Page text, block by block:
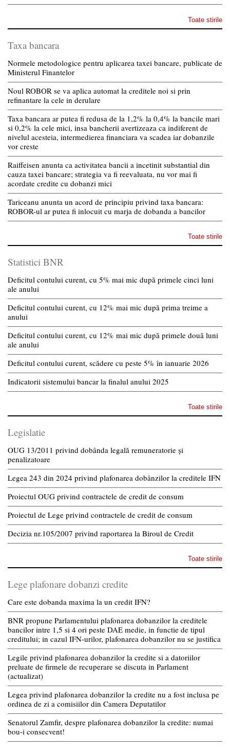
Toate stirile
Taxa bancara
Normele metodologice pentru aplicarea taxei bancare, publicate de
Ministerul Finantelor
Noul ROBOR se va aplica automat la creditele noi si prin
refinantare la cele in derulare
Taxa bancara ar putea fi redusa de la 1,2% la 0,4% la bancile mari
si 0,2% la cele mici, insa bancherii avertizeaza ca indiferent de
nivelul acesteia, intermedierea financiara va scadea iar dobanzile
vor creste
Raiffeisen anunta ca activitatea bancii a incetinit substantial din
cauza taxei bancare; strategia va fi reevaluata, nu vor mai fi
acordate credite cu dobanzi mici
Tariceanu anunta un acord de principiu privind taxa bancara:
ROBOR-ul ar putea fi inlocuit cu marja de dobanda a bancilor
Toate stirile
Statistici BNR
Deficitul contului curent, cu 5% mai mic după primele cinci luni
ale anului
Deficitul contului curent, cu 12% mai mic după prima treime a
anului
Deficitul contului curent, cu 12% mai mic după primele două luni
ale anului
Deficitul contului curent, scădere cu peste 5% în ianuarie 2026
Indicatorii sistemului bancar la finalul anului 2025
Toate stirile
Legislatie
OUG 13/2011 privind dobânda legală remuneratorie și
penalizatoare
Legea 243 din 2024 privind plafonarea dobânzilor la creditele IFN
Proiectul OUG privind contractele de credit de consum
Proiectul de Lege privind contractele de credit de consum
Decizia nr.105/2007 privind raportarea la Biroul de Credit
Toate stirile
Lege plafonare dobanzi credite
Care este dobanda maxima la un credit IFN?
BNR propune Parlamentului plafonarea dobanzilor la creditele
bancilor intre 1,5 si 4 ori peste DAE medie, in functie de tipul
creditului; in cazul IFN-urilor, plafonarea dobanzilor nu se justifica
Legile privind plafonarea dobanzilor la credite si a datoriilor
preluate de firmele de recuperare se discuta in Parlament
(actualizat)
Legea privind plafonarea dobanzilor la credite nu a fost inclusa pe
ordinea de zi a comisiilor din Camera Deputatilor
Senatorul Zamfir, despre plafonarea dobanzilor la credite: numai
bou-i consecvent!